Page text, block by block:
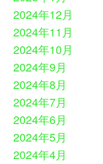
2024年12月
2024年11月
2024年10月
2024年9月
2024年8月
2024年7月
2024年6月
2024年5月
2024年4月